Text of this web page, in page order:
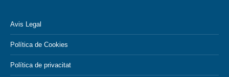
Avis Legal
Política de Cookies
Política de privacitat